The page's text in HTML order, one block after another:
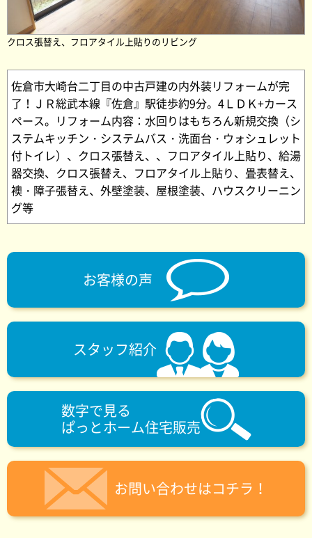
クロス張替え、フロアタイル上貼りのリビング
佐倉市大崎台二丁目の中古戸建の内外装リフォームが完
了！ＪＲ総武本線『佐倉』駅徒歩約9分。4ＬＤＫ+カース
ペース。リフォーム内容：水回りはもちろん新規交換（シ
ステムキッチン・システムバス・洗面台・ウォシュレット
付トイレ）、クロス張替え、、フロアタイル上貼り、給湯
器交換、クロス張替え、フロアタイル上貼り、畳表替え、
襖・障子張替え、外壁塗装、屋根塗装、ハウスクリーニン
グ等
お客様の声
スタッフ紹介
数字で見る
ぱっとホーム住宅販売
お問い合わせはコチラ！